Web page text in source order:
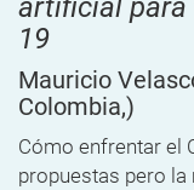
artificial para
19
Mauricio
Colombia,)
Cómo enfrentar el
propuestas pero